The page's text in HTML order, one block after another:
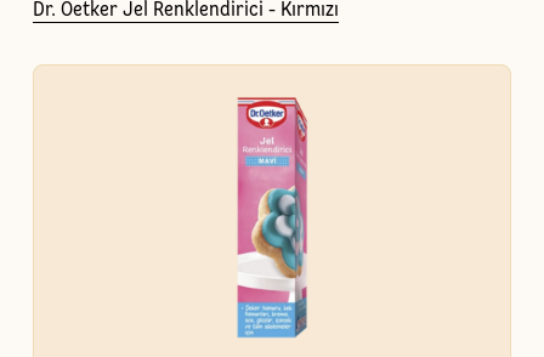
Dr. Oetker Jel Renklendirici - Kırmızı